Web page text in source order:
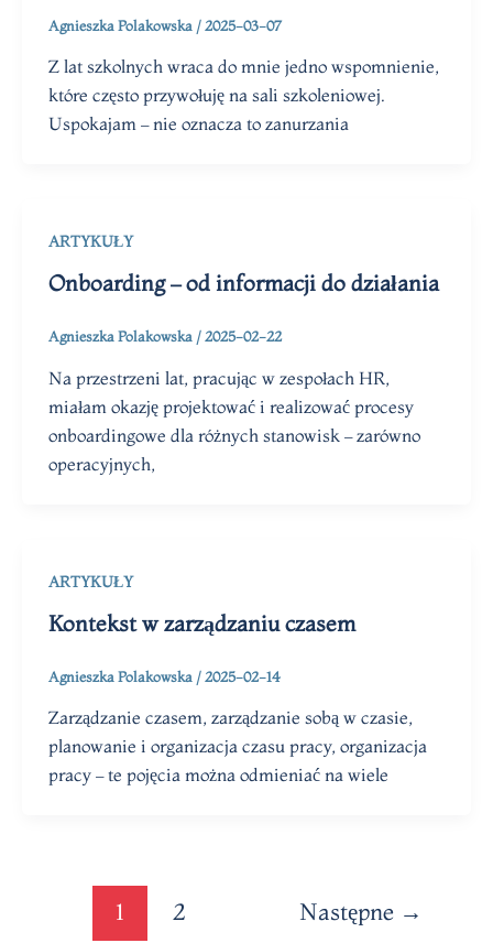
Agnieszka Polakowska / 2025-03-07
Z lat szkolnych wraca do mnie jedno wspomnienie,
które często przywołuję na sali szkoleniowej.
Uspokajam – nie oznacza to zanurzania
ARTYKUŁY
Onboarding – od informacji do działania
Agnieszka Polakowska / 2025-02-22
Na przestrzeni lat, pracując w zespołach HR,
miałam okazję projektować i realizować procesy
onboardingowe dla różnych stanowisk – zarówno
operacyjnych,
ARTYKUŁY
Kontekst w zarządzaniu czasem
Agnieszka Polakowska / 2025-02-14
Zarządzanie czasem, zarządzanie sobą w czasie,
planowanie i organizacja czasu pracy, organizacja
pracy – te pojęcia można odmieniać na wiele
1 2 Następne →